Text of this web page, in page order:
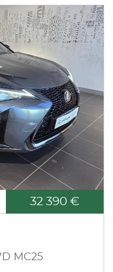
32 390 €
MC25